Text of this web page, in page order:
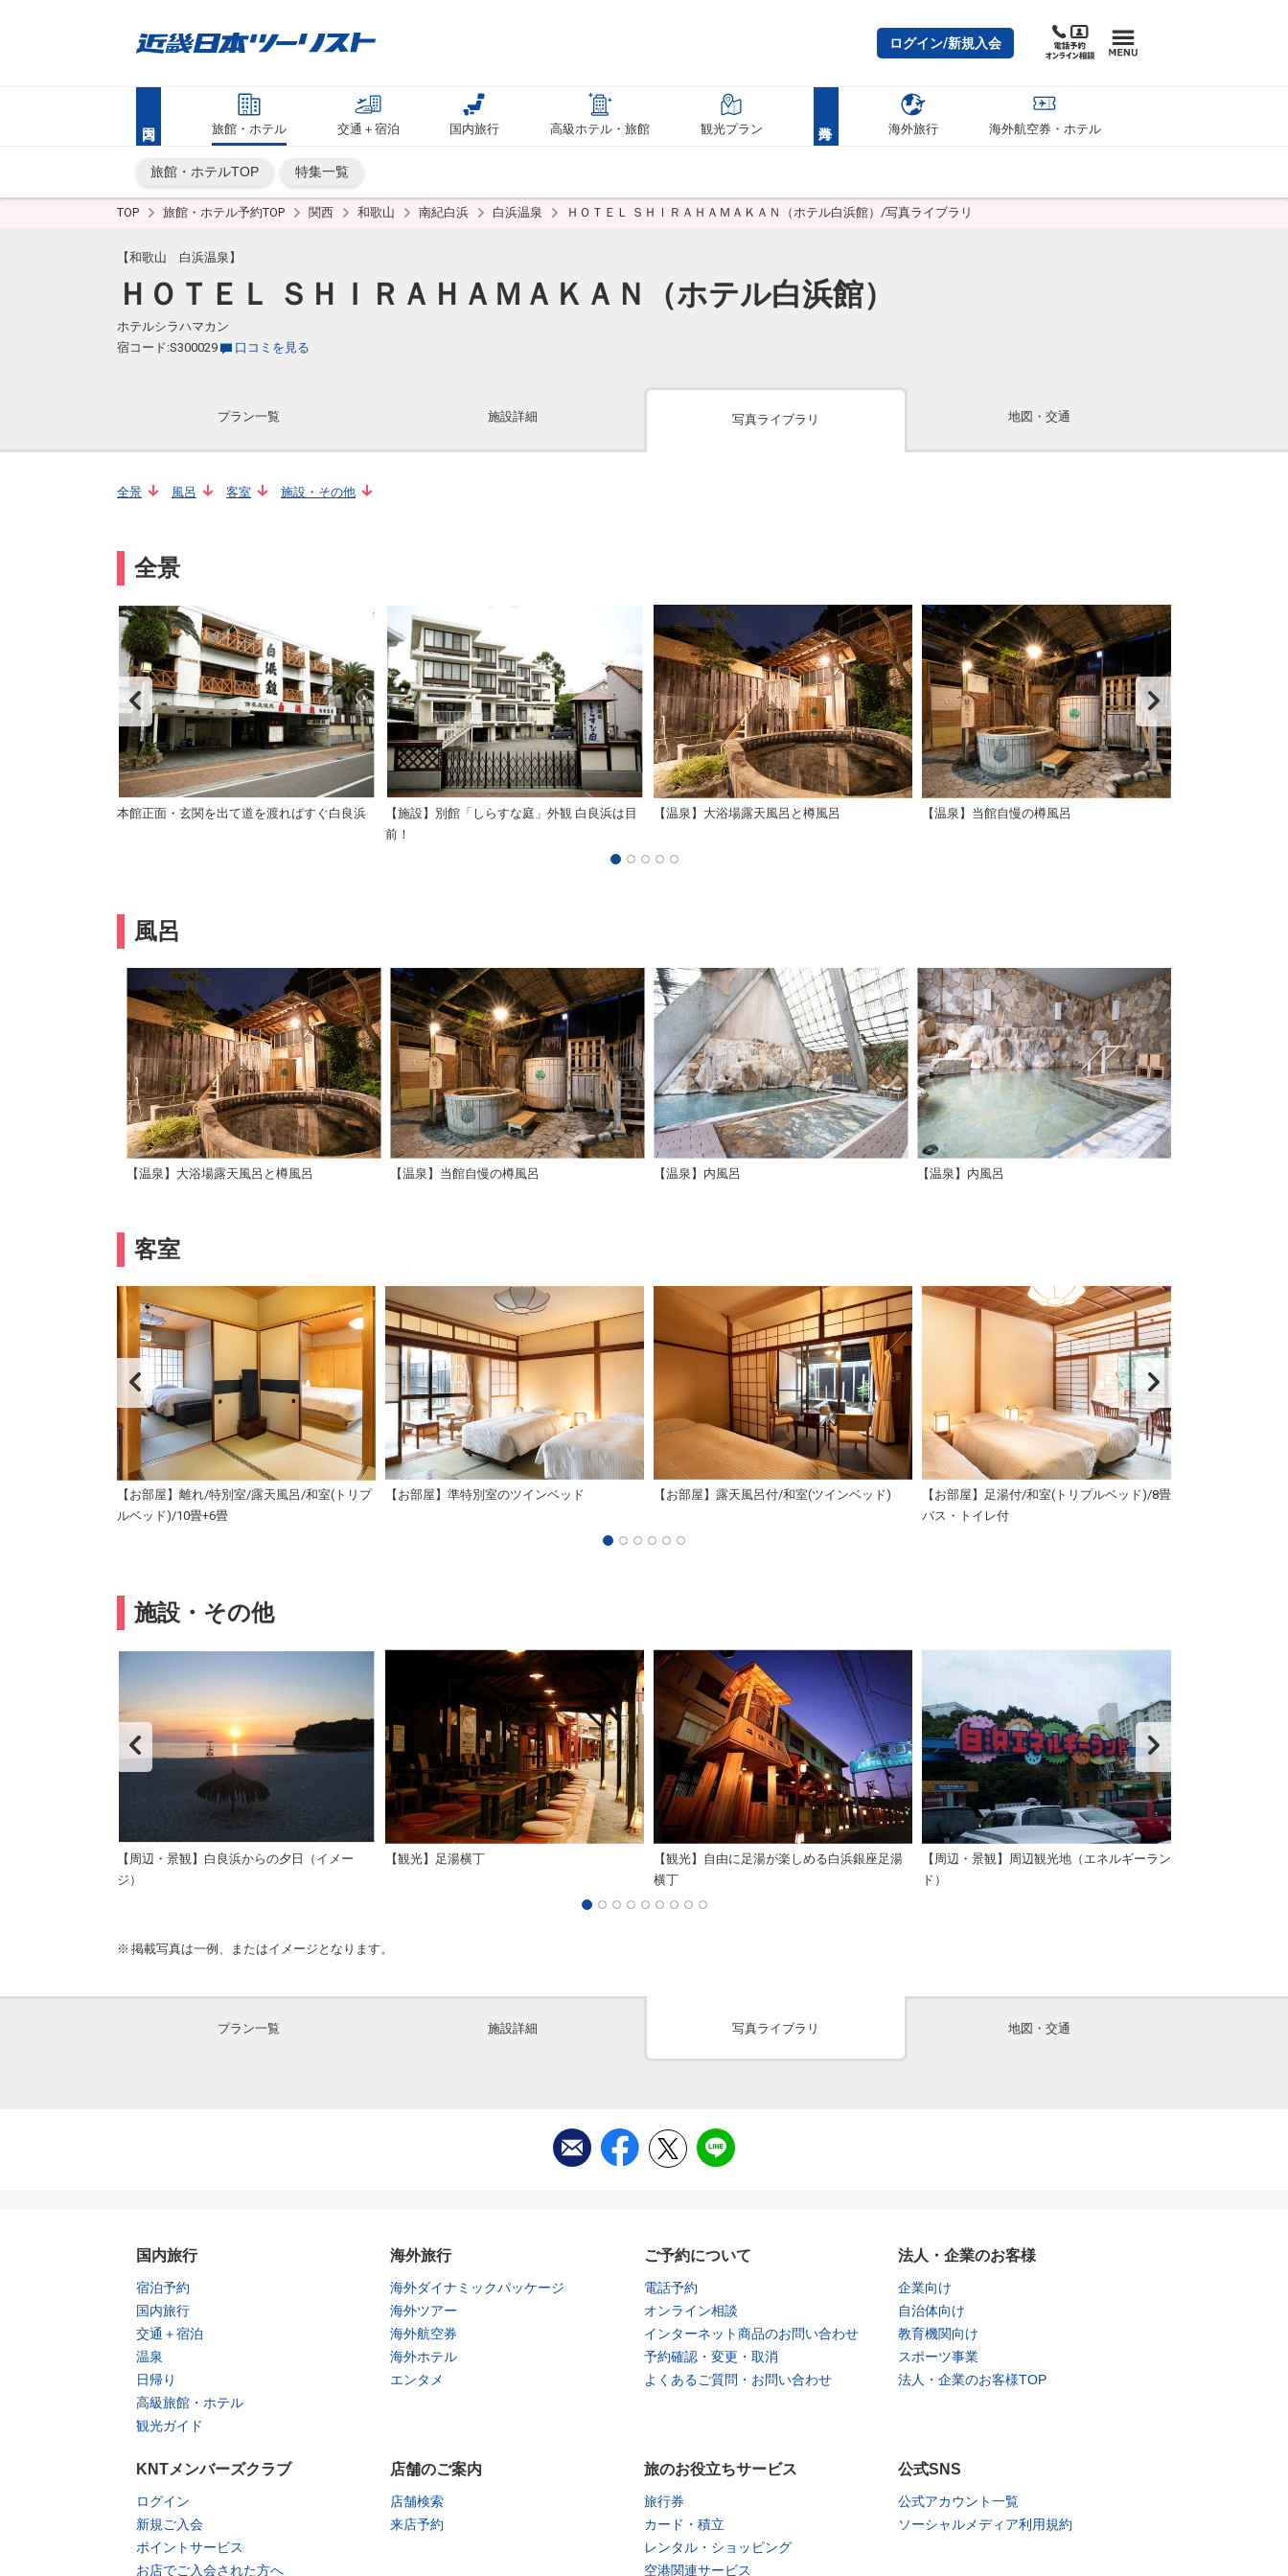
ログイン/新規入会
旅館・ホテル 交通＋宿泊 国内旅行 高級ホテル・旅館 観光プラン 海外旅行 海外航空券・ホテル
旅館・ホテルTOP 特集一覧
TOP 旅館・ホテル予約TOP 関西 和歌山 南紀白浜 白浜温泉 ＨＯＴＥＬ ＳＨＩＲＡＨＡＭＡＫＡＮ（ホテル白浜館）/写真ライブラリ
【和歌山 白浜温泉】
ＨＯＴＥＬ ＳＨＩＲＡＨＡＭＡＫＡＮ（ホテル白浜館）
ホテルシラハマカン
宿コード:S300029
口コミを見る
プラン一覧 施設詳細 写真ライブラリ 地図・交通
全景 風呂 客室 施設・その他
全景
本館正面・玄関を出て道を渡ればすぐ白良浜
【施設】別館「しらすな庭」外観 白良浜は目
前！
【温泉】大浴場露天風呂と樽風呂 【温泉】当館自慢の樽風呂
風呂
【温泉】大浴場露天風呂と樽風呂 【温泉】当館自慢の樽風呂 【温泉】内風呂 【温泉】内風呂
客室
【お部屋】離れ/特別室/露天風呂/和室(トリプ
ルベッド)/10畳+6畳
【お部屋】準特別室のツインベッド 【お部屋】露天風呂付/和室(ツインベッド)
【お部屋】足湯付/和室(トリプルベッド)/8畳/
バス・トイレ付
施設・その他
【周辺・景観】白良浜からの夕日（イメー
ジ）
【観光】足湯横丁
【観光】自由に足湯が楽しめる白浜銀座足湯
横丁
【周辺・景観】周辺観光地（エネルギーラン
ド）
掲載写真は一例、またはイメージとなります。
プラン一覧 施設詳細 写真ライブラリ 地図・交通
国内旅行
宿泊予約
国内旅行
交通＋宿泊
温泉
日帰り
高級旅館・ホテル
観光ガイド
海外旅行
海外ダイナミックパッケージ
海外ツアー
海外航空券
海外ホテル
エンタメ
ご予約について
電話予約
オンライン相談
インターネット商品のお問い合わせ
予約確認・変更・取消
よくあるご質問・お問い合わせ
法人・企業のお客様
企業向け
自治体向け
教育機関向け
スポーツ事業
法人・企業のお客様TOP
KNTメンバーズクラブ
ログイン
新規ご入会
ポイントサービス
お店でご入会された方へ
店舗のご案内
店舗検索
来店予約
旅のお役立ちサービス
旅行券
カード・積立
レンタル・ショッピング
空港関連サービス
公式SNS
公式アカウント一覧
ソーシャルメディア利用規約